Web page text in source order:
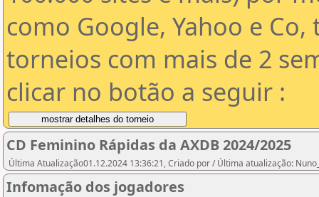
como Google, Yahoo e
torneios com mais de 2
clicar no botão a seguir :
CD Feminino Rápidas da AXDB 2024/2025
Última Atualização01.12.2024 13:36:21, Criado por / Última atualização:
Infomação dos jogadores